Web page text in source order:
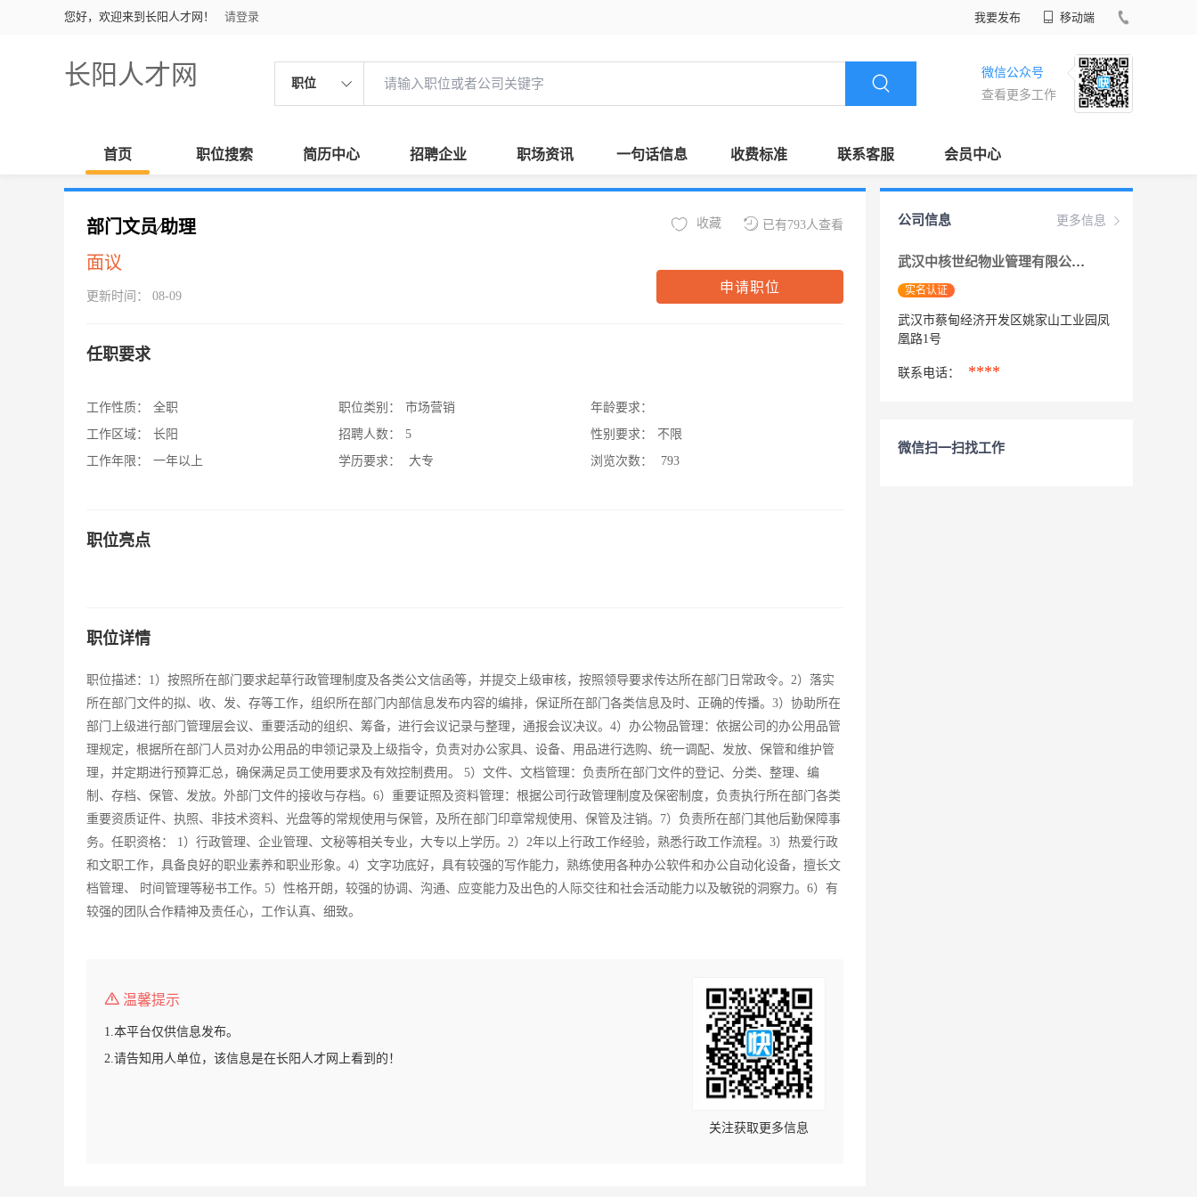
您好，欢迎来到长阳人才网！ 请登录 我要发布 移动端
长阳人才网 职位
微信公众号
查看更多工作
首页 职位搜索 简历中心 招聘企业 职场资讯 一句话信息 收费标准 联系客服 会员中心
部门文员∕助理
面议
更新时间： 08-09
已有793人查看
收藏
申请职位
任职要求
工作性质：
全职
工作区域：
长阳
工作年限：
一年以上
职位类别：
市场营销
招聘人数：
5
学历要求：
大专
年龄要求：
性别要求：
不限
浏览次数：
793
职位亮点
职位详情
职位描述：1）按照所在部门要求起草行政管理制度及各类公文信函等，并提交上级审核，按照领导要求传达所在部门日常政令。2）落实
所在部门文件的拟、收、发、存等工作，组织所在部门内部信息发布内容的编排，保证所在部门各类信息及时、正确的传播。3）协助所在
部门上级进行部门管理层会议、重要活动的组织、筹备，进行会议记录与整理，通报会议决议。4）办公物品管理：依据公司的办公用品管
理规定，根据所在部门人员对办公用品的申领记录及上级指令，负责对办公家具、设备、用品进行选购、统一调配、发放、保管和维护管
理，并定期进行预算汇总，确保满足员工使用要求及有效控制费用。 5）文件、文档管理：负责所在部门文件的登记、分类、整理、编
制、存档、保管、发放。外部门文件的接收与存档。6）重要证照及资料管理：根据公司行政管理制度及保密制度，负责执行所在部门各类
重要资质证件、执照、非技术资料、光盘等的常规使用与保管，及所在部门印章常规使用、保管及注销。7）负责所在部门其他后勤保障事
务。任职资格： 1）行政管理、企业管理、文秘等相关专业，大专以上学历。2）2年以上行政工作经验，熟悉行政工作流程。3）热爱行政
和文职工作，具备良好的职业素养和职业形象。4）文字功底好，具有较强的写作能力，熟练使用各种办公软件和办公自动化设备，擅长文
档管理、 时间管理等秘书工作。5）性格开朗，较强的协调、沟通、应变能力及出色的人际交往和社会活动能力以及敏锐的洞察力。6）有
较强的团队合作精神及责任心，工作认真、细致。
温馨提示
1.本平台仅供信息发布。
2.请告知用人单位，该信息是在长阳人才网上看到的！
关注获取更多信息
更多信息
公司信息
武汉中核世纪物业管理有限公司
实名认证
武汉市蔡甸经济开发区姚家山工业园凤
凰路1号
联系电话： ****
微信扫一扫找工作